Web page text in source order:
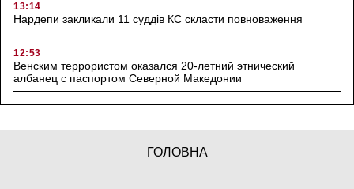
13:14
Нардепи закликали 11 суддів КС скласти повноваження
12:53
Венским террористом оказался 20-летний этнический
албанец с паспортом Северной Македонии
ГОЛОВНА